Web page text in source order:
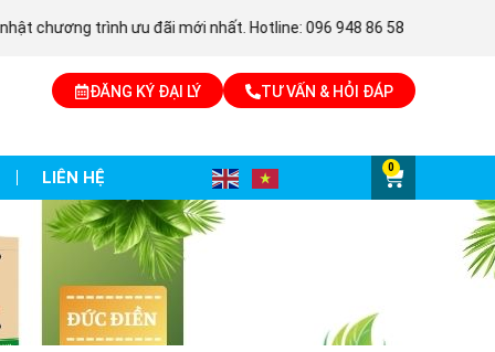
ưu đãi mới nhất. Hotline: 096 948 86 58
ĐĂNG KÝ ĐẠI LÝ TƯ VẤN & HỎI ĐÁP
LIÊN HỆ
0